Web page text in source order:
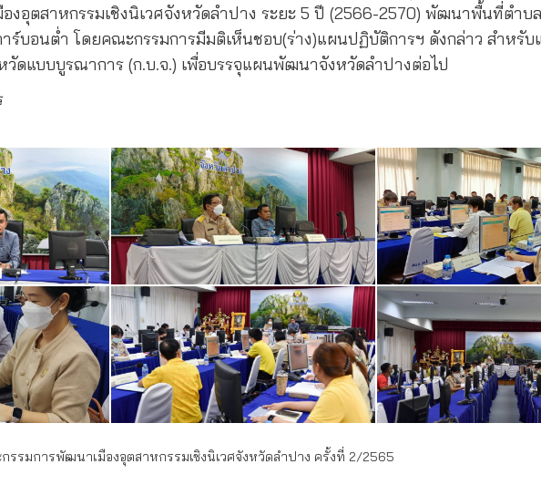
อุตสาหกรรมเชิงนิเวศจังหวัดลำปาง ระยะ 5 ปี (2566-2570) พัฒนาพื้นที่ตำบล
าร์บอนต่ำ โดยคณะกรรมการมีมติเห็นชอบ(ร่าง)แผนปฏิบัติการฯ ดังกล่าว สำห
วัดแบบบูรณาการ (ก.บ.จ.) เพื่อบรรจุแผนพัฒนาจังหวัดลำปางต่อไป
รรมการพัฒนาเมืองอุตสาหกรรมเชิงนิเวศจังหวัดลำปาง ครั้งที่ 2/2565